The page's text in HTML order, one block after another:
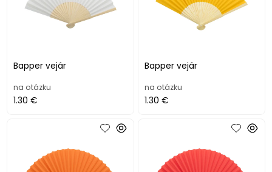
Bapper vejár
na otázku
1.30 €
Bapper vejár
na otázku
1.30 €